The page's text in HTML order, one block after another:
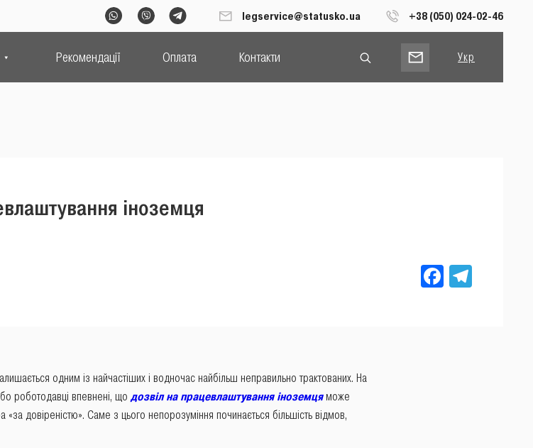
legservice@statusko.ua +38 (050) 024-02-46
Рекомендації Оплата Контакти
Укр
Рус
іноземця
Facebook
одним із найчастіших і водночас найбільш неправильно трактованих. На
роботодавці впевнені, що дозвіл на працевлаштування іноземцяможе
довіреністю». Саме з цього непорозуміння починається більшість відмов,